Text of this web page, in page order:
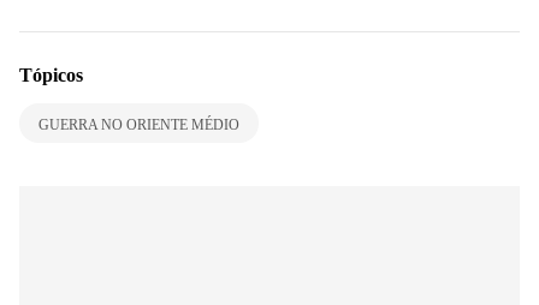
Tópicos
GUERRA NO ORIENTE MÉDIO